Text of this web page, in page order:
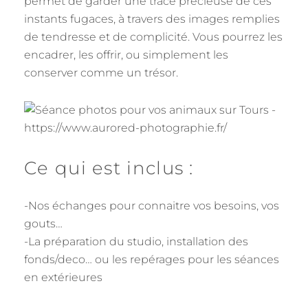
instants fugaces, à travers des images remplies
de tendresse et de complicité. Vous pourrez les
encadrer, les offrir, ou simplement les
conserver comme un trésor.
Ce qui est inclus :
-Nos échanges pour connaitre vos besoins, vos
gouts…
-La préparation du studio, installation des
fonds/deco… ou les repérages pour les séances
en extérieures